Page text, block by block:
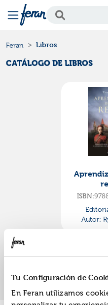
Tu Configuración de
En Feran utilizamos
Feran Libros
CATÁLOGO DE LIBROS
ISBN:
Autor: